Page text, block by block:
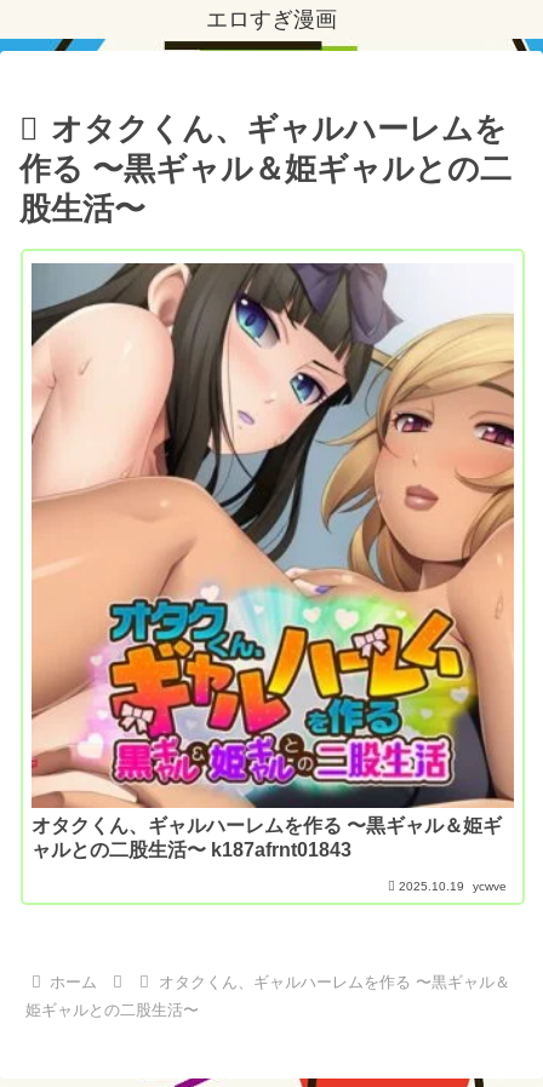
エロすぎ漫画
オタクくん、ギャルハーレムを
作る 〜黒ギャル＆姫ギャルとの二
股生活〜
オタクくん、ギャルハーレムを作る 〜黒ギャル＆姫ギ
ャルとの二股生活〜 k187afrnt01843
2025.10.19 ycwve
ホーム
オタクくん、ギャルハーレムを作る 〜黒ギャル＆
姫ギャルとの二股生活〜